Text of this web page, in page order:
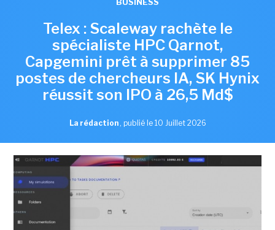
BUSINESS
Telex : Scaleway rachète le
spécialiste HPC Qarnot,
Capgemini prêt à supprimer 85
postes de chercheurs IA, SK Hynix
réussit son IPO à 26,5 Md$
La rédaction , publié le 10 Juillet 2026